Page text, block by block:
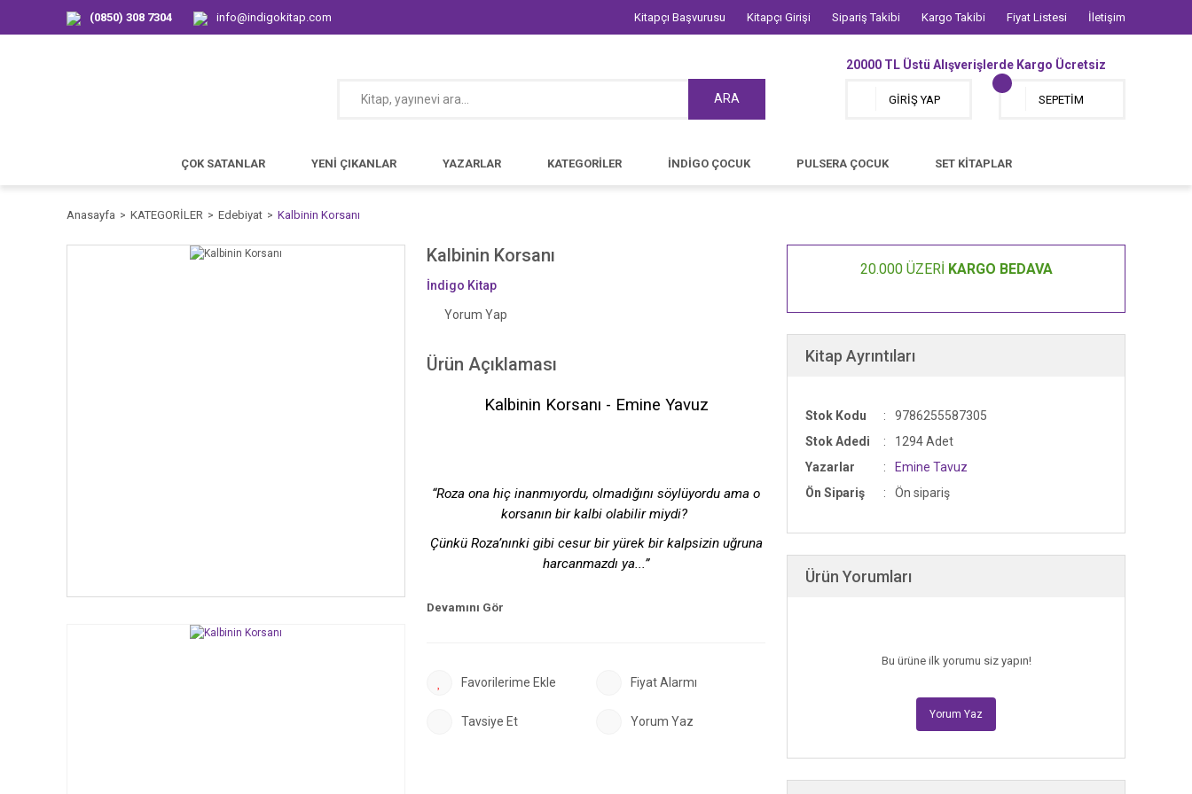
(0850) 308 7304 info@indigokitap.com Kitapçı Başvurusu Kitapçı Girişi Sipariş Takibi Kargo Takibi Fiyat Listesi İletişim
ARA
20000 TL Üstü Alışverişlerde Kargo Ücretsiz
GİRİŞ YAP SEPETİM
ÇOK SATANLAR YENİ ÇIKANLAR YAZARLAR KATEGORİLER İNDİGO ÇOCUK PULSERA ÇOCUK SET KİTAPLAR
Anasayfa KATEGORİLER Edebiyat Kalbinin Korsanı
Kalbinin Korsanı
İndigo Kitap
Yorum Yap
Ürün Açıklaması
Kalbinin Korsanı - Emine Yavuz
“Roza ona hiç inanmıyordu, olmadığını söylüyordu ama o
korsanın bir kalbi olabilir miydi?
Çünkü Roza’nınki gibi cesur bir yürek bir kalpsizin uğruna
harcanmazdı ya...”
umulmadık bir gecenin perdesini aralar. Ansızın ortaya
gemiye binmiştir. Yaşanan bu karşılaşma, yolculuğun kötü
Fiyat Alarmı
Tavsiye Et Yorum Yaz
20.000 ÜZERİ KARGO BEDAVA
Kitap Ayrıntıları
Stok Kodu
9786255587305
Stok Adedi
1294 Adet
Yazarlar
Emine Tavuz
Ön Sipariş
Ön sipariş
Ürün Yorumları
Bu ürüne ilk yorumu siz yapın!
Yorum Yaz